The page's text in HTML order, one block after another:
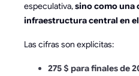
especulativa,sino como una
infraestructura central en
Las cifras son explícitas:
275 $ para finales de